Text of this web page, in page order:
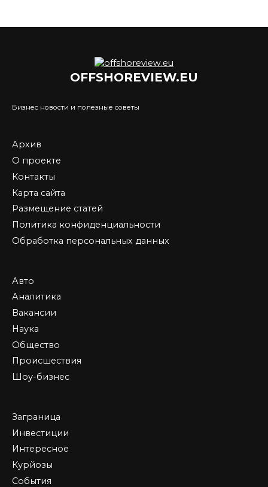
OFFSHOREVIEW.EU
Бизнес новости и полезные советы
Архив
О проекте
Контакты
Карта сайта
Размещение статей
Политика конфиденциальности
Обработка персональных данных
Авто
Аналитика
Вакансии
Наука
Общество
Происшествия
Шоу-бизнес
Заграница
Инвестиции
Интересное
Курйозы
События